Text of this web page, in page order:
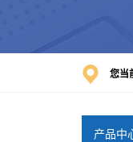
您当
产品中